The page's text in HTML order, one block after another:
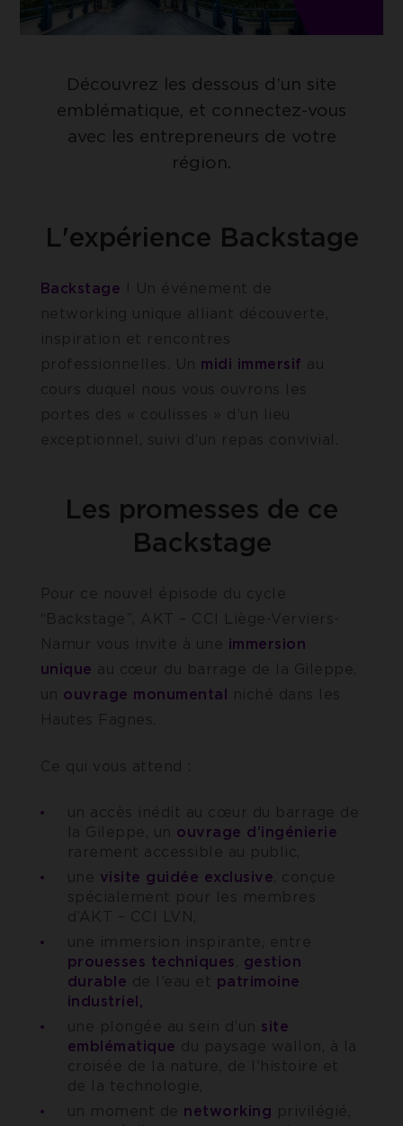
Découvrez les dessous d’un site
emblématique, et connectez-vous
avec les entrepreneurs de votre
région.
L'expérience Backstage
Backstage ! Un événement de
networking unique alliant découverte,
inspiration et rencontres
professionnelles. Un midi immersif au
cours duquel nous vous ouvrons les
portes des « coulisses » d’un lieu
exceptionnel, suivi d’un repas convivial.
Les promesses de ce
Backstage
Pour ce nouvel épisode du cycle
“Backstage”, AKT – CCI Liège-Verviers-
Namur vous invite à une immersion
unique au cœur du barrage de la Gileppe,
un ouvrage monumental niché dans les
Hautes Fagnes.
Ce qui vous attend :
un accès inédit au cœur du barrage de
la Gileppe, un ouvrage d’ingénierie
rarement accessible au public,
une visite guidée exclusive, conçue
spécialement pour les membres
d’AKT – CCI LVN,
une immersion inspirante, entre
prouesses techniques, gestion
durable de l’eau et patrimoine
industriel,
une plongée au sein d’un site
emblématique du paysage wallon, à la
croisée de la nature, de l’histoire et
de la technologie,
un moment de networking privilégié,